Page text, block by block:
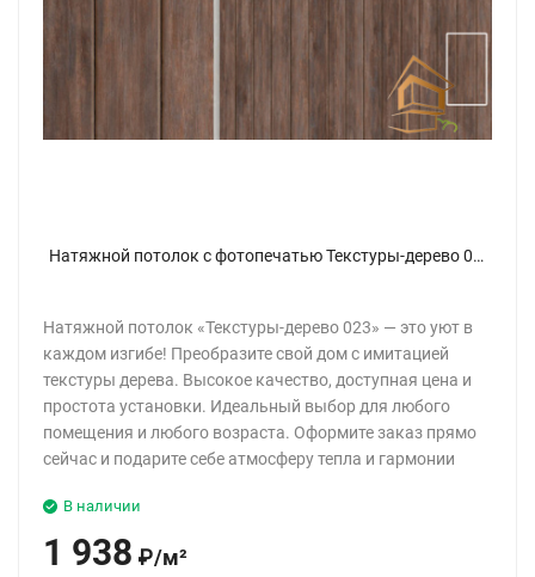
Натяжной потолок с фотопечатью Текстуры-дерево 023
Натяжной потолок «Текстуры-дерево 023» — это уют в
каждом изгибе! Преобразите свой дом с имитацией
текстуры дерева. Высокое качество, доступная цена и
простота установки. Идеальный выбор для любого
помещения и любого возраста. Оформите заказ прямо
сейчас и подарите себе атмосферу тепла и гармонии
В наличии
1 938 ₽/м²